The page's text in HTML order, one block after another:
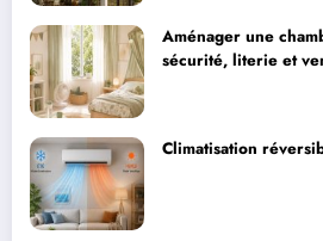
Aménager une
sécurité, literie et
Climatisation